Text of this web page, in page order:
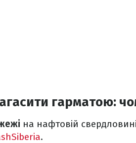
гарматою:
на нафтовій
.